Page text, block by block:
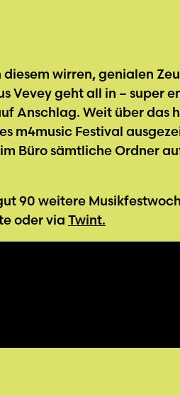
wirren, genialen
Vevey geht all in – super
Anschlag. Weit über das
m4music Festival
Büro sämtliche Ordner
90 weitere
oder via Twint.